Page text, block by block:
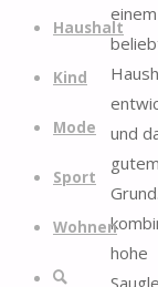
Haushalt
Kind
Mode
Sport
Wohnen
Suche
und
gutem
hohe